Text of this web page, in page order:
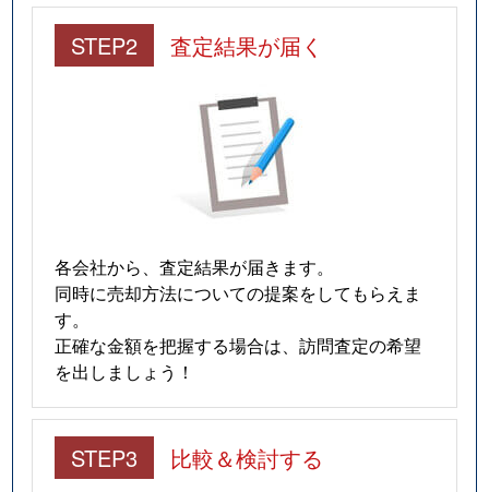
STEP2 査定結果が届く
各会社から、査定結果が届きます。
同時に売却方法についての提案をしてもらえま
す。
正確な金額を把握する場合は、訪問査定の希望
を出しましょう！
STEP3 比較＆検討する